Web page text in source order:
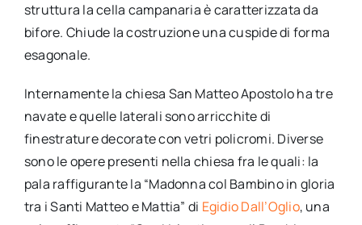
struttura la cella campanaria è caratterizzata da
bifore. Chiude la costruzione una cuspide di forma
esagonale.
Internamente la chiesa San Matteo Apostolo ha tre
navate e quelle laterali sono arricchite di
finestrature decorate con vetri policromi. Diverse
sono le opere presenti nella chiesa fra le quali: la
pala raffigurante la “Madonna col Bambino in gloria
tra i Santi Matteo e Mattia” di Egidio Dall’Oglio, una